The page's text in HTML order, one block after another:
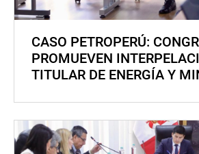
CASO PETROPERÚ:
PROMUEVEN
TITULAR DE ENERGÍA Y